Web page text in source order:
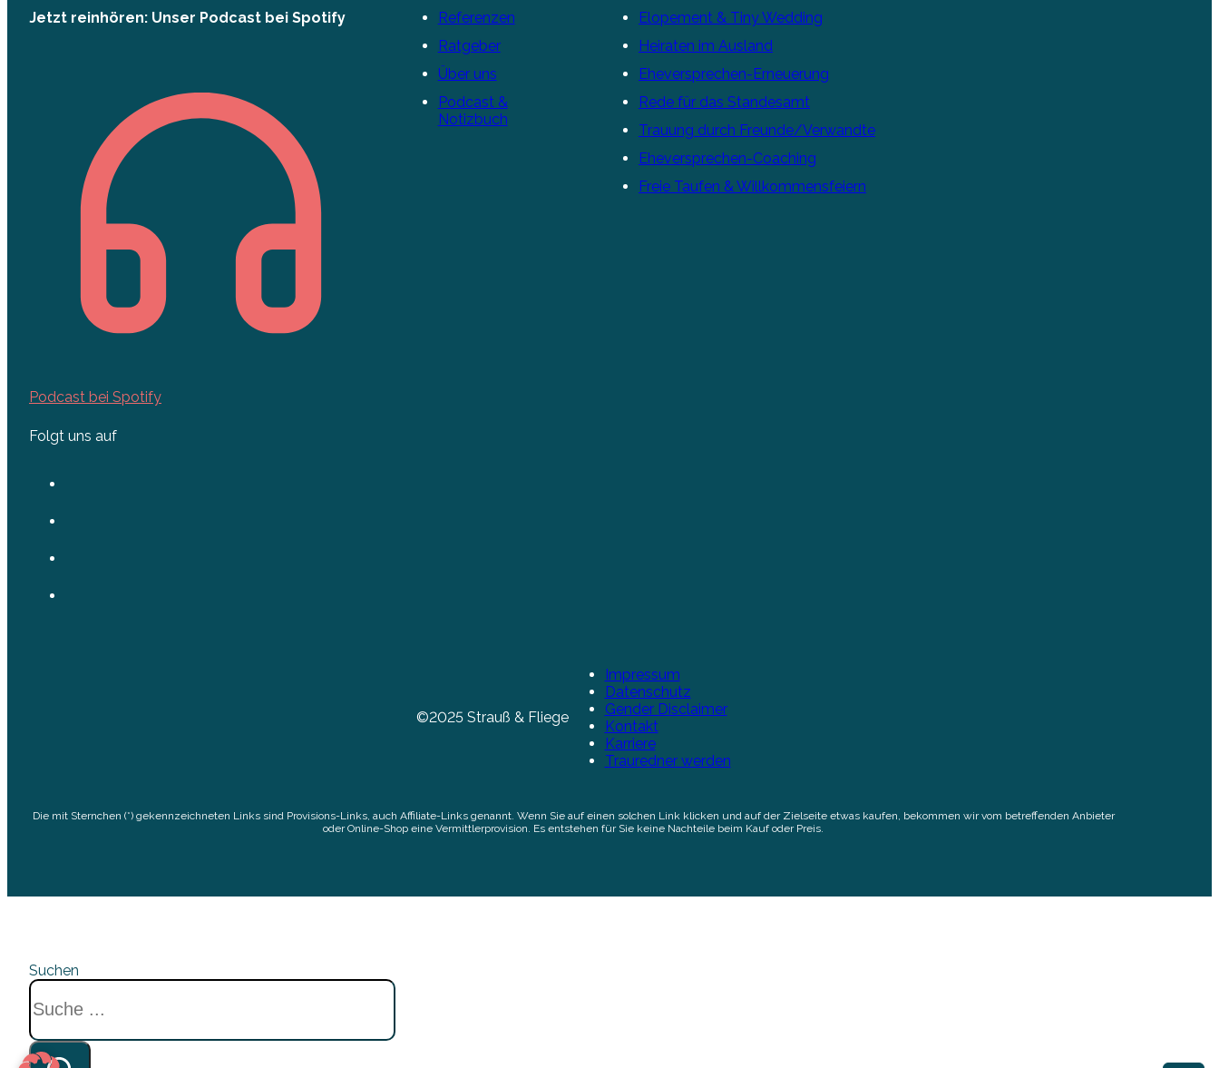
Jetzt reinhören: Unser Podcast bei Spotify
Podcast bei Spotify
Folgt uns auf
Referenzen
Ratgeber
Über uns
Podcast &
Notizbuch
Elopement & Tiny Wedding
Heiraten im Ausland
Eheversprechen-Erneuerung
Rede für das Standesamt
Trauung durch Freunde/Verwandte
Eheversprechen-Coaching
Freie Taufen & Willkommensfeiern
©2025 Strauß & Fliege
Impressum
Datenschutz
Gender Disclaimer
Kontakt
Karriere
Trauredner werden
Die mit Sternchen (*) gekennzeichneten Links sind Provisions-Links, auch Affiliate-Links genannt. Wenn Sie auf einen solchen Link klicken und auf der Zielseite etwas kaufen, bekommen wir vom betreffenden Anbieter
oder Online-Shop eine Vermittlerprovision. Es entstehen für Sie keine Nachteile beim Kauf oder Preis.
Suchen